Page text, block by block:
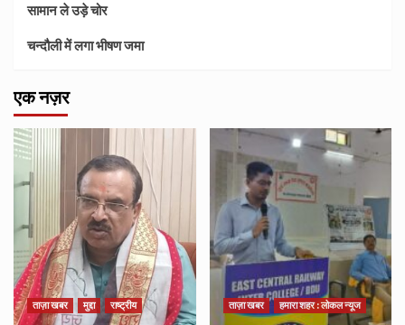
सामान ले उड़े चोर
चन्दौली में लगा भीषण जमा
एक नज़र
ताज़ा खबर मुद्दा राष्ट्रीय ताज़ा खबर हमारा शहर : लोकल न्यूज